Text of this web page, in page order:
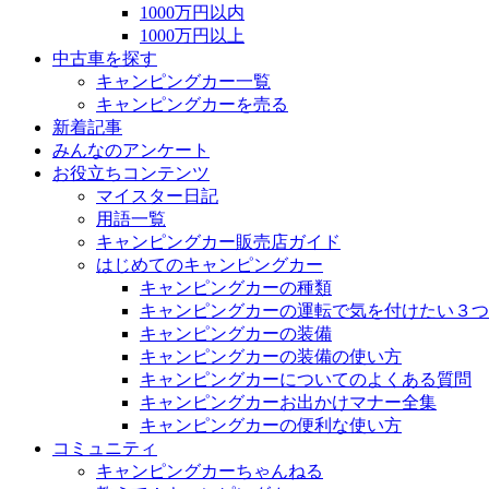
1000万円以内
1000万円以上
中古車を探す
キャンピングカー一覧
キャンピングカーを売る
新着記事
みんなのアンケート
お役立ちコンテンツ
マイスター日記
用語一覧
キャンピングカー販売店ガイド
はじめてのキャンピングカー
キャンピングカーの種類
キャンピングカーの運転で気を付けたい３
キャンピングカーの装備
キャンピングカーの装備の使い方
キャンピングカーについてのよくある質問
キャンピングカーお出かけマナー全集
キャンピングカーの便利な使い方
コミュニティ
キャンピングカーちゃんねる